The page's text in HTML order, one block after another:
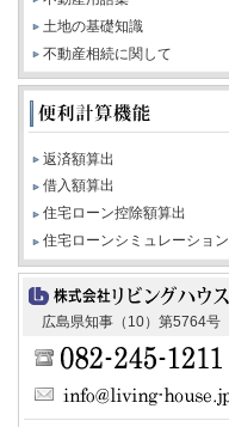
土地の基礎知識
不動産相続に関して
返済額算出
借入額算出
住宅ローン控除額算出
住宅ローンシミュレーション
広島県知事（10）第5764号